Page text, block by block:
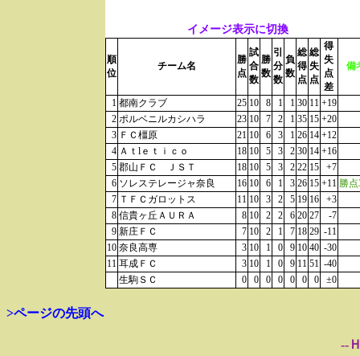
イメージ表示に切換
順
位
チーム名
勝
点
試
合
数
勝
数
引
分
数
負
数
総
得
点
総
失
点
得
失
点
差
備
1 都南クラブ 25 10 8 1 1 30 11 +19
2 ポルベニルカシハラ 23 10 7 2 1 35 15 +20
3 ＦＣ橿原 21 10 6 3 1 26 14 +12
4 Ａｔlｅｔｉｃｏ 18 10 5 3 2 30 14 +16
5 郡山ＦＣ ＪＳＴ 18 10 5 3 2 22 15
+7
6 ソレステレージャ奈良 16 10 6 1 3 26 15 +11 勝
7 ＴＦＣガロットス 11 10 3 2 5 19 16
+3
8 信貴ヶ丘ＡＵＲＡ 8 10 2 2 6 20 27
-7
9 新庄ＦＣ 7 10 2 1 7 18 29 -11
10 奈良高専 3 10 1 0 9 10 40 -30
11 耳成ＦＣ 3 10 1 0 9 11 51 -40
生駒ＳＣ
0 0 0 0 0 0 0 ±0
>ページの先頭へ
--